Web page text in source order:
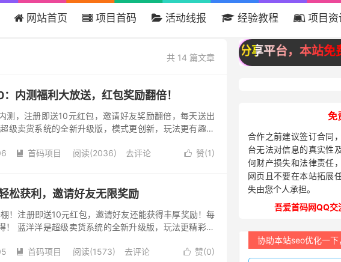
网站首页 项目首码 活动线报 经验教程 项目资
共 14 篇文章
内测福利大放送，红包奖励翻倍！
测，注册即送10元红包，邀请好友奖励翻倍，每天送出
级卖货系统的全新升级版，模式更创新，玩法更有趣，
 赞(1)
 首码项目 阅读(2036) 去评论
松获利，邀请好友无限奖励
！注册即送10元红包，邀请好友还能获得丰厚奖励！每
蓝洋洋是超级卖货系统的全新升级版，玩法更精彩，
 赞(0)
 首码项目 阅读(1573) 去评论
来到吾爱首码网 - 国内最大的首码项目分享平台，本站免费
免
合作之前建议签订合同
台无法对信息的真实性
何财产损失和法律责任
网页且不要在本站拓展
失由您个人承担。
吾爱首码网QQ交
协助本站seo优化一下